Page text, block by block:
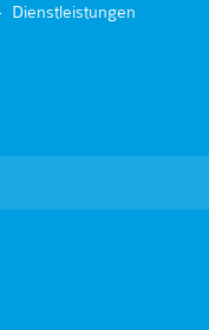
Dienstleistungen